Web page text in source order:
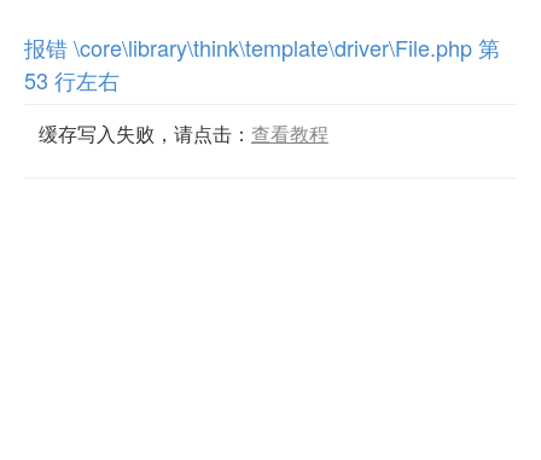
报错 \core\library\think\template\driver\File.php 第
53 行左右
缓存写入失败，请点击： 查看教程